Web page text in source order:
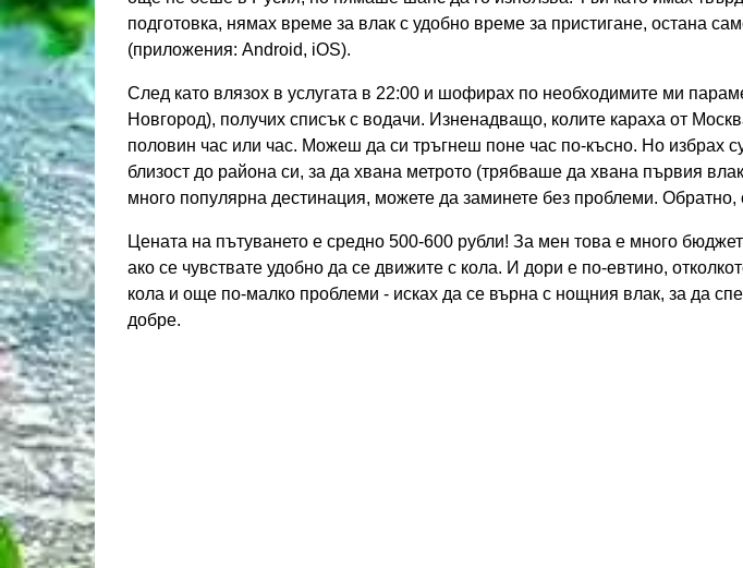
подготовка, нямах време за влак с удобно време за пристигане, остана
(приложения: Android, iOS).
След като влязох в услугата в 22:00 и шофирах по необходимите ми
Новгород), получих списък с водачи. Изненадващо, колите караха от
половин час или час. Можеш да си тръгнеш поне час по-късно. Но избрах
близост до района си, за да хвана метрото (трябваше да хвана първия
много популярна дестинация, можете да заминете без проблеми. Обратно,
Цената на пътуването е средно 500-600 рубли! За мен това е много
ако се чувствате удобно да се движите с кола. И дори е по-евтино,
кола и още по-малко проблеми - исках да се върна с нощния влак, за да
добре.